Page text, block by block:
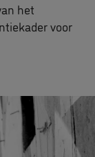
het
voor